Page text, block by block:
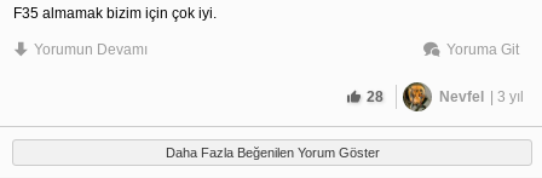
F35 almamak bizim için çok iyi.
F35 alsan sadece abd'nin izin verdiği zaman uçabilir ve istediği hedefi vurur.
Bugün atıyorum yunanla savaşa girsen abd f35 kullanmana izin verecek mi
sanıyorsun? Yerden bile kalkamaz. Ne pkk hedefi vurdurur ne yunan ne başka
birini.
Yorumun Devamı Yoruma Git
28 Nevfel | 3 yıl
Daha Fazla Beğenilen Yorum Göster